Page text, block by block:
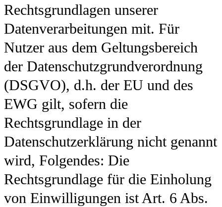
Rechtsgrundlagen unserer
Datenverarbeitungen mit. Für
Nutzer aus dem Geltungsbereich
der Datenschutzgrundverordnung
(DSGVO), d.h. der EU und des
EWG gilt, sofern die
Rechtsgrundlage in der
Datenschutzerklärung nicht genannt
wird, Folgendes: Die
Rechtsgrundlage für die Einholung
von Einwilligungen ist Art. 6 Abs.